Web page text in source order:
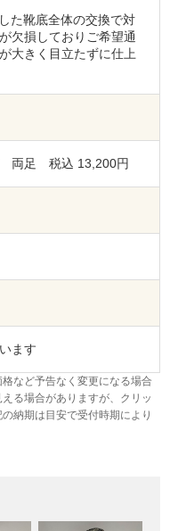
た靴底全体の交換で対
欠損しておりご希望通
大きく目立たずに仕上
両足 税込 13,200円
ます
など予告なく変更になる場合
る場合がありますが、クリッ
納期は目安で受付時期により